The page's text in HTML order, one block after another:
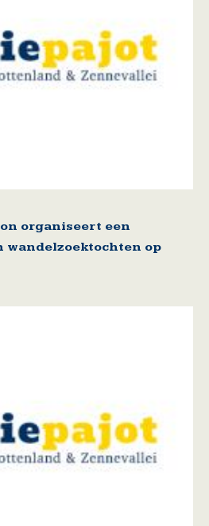
organiseert een
op